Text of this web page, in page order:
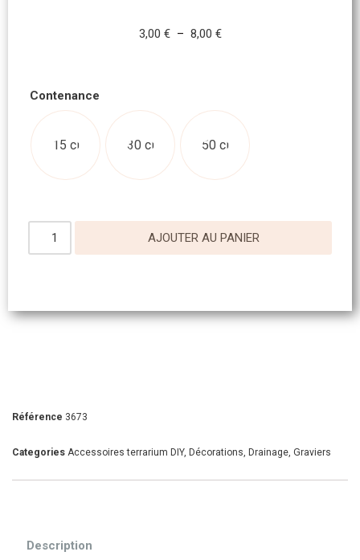
3,00 € – 8,00 €
Contenance
15 cl 30 cl 50 cl
AJOUTER AU PANIER
Référence 3673
Categories Accessoires terrarium DIY, Décorations, Drainage, Graviers
Description